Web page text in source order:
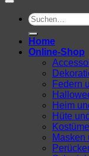
Suchen
nach:
Home
Online-Shop
Federn
Heim
Hüte
Kostüme
Masken